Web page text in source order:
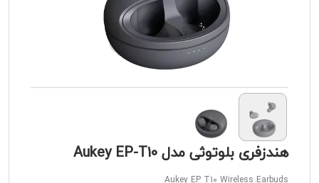
هندزفری بلوتوثی مدل Aukey EP-T10